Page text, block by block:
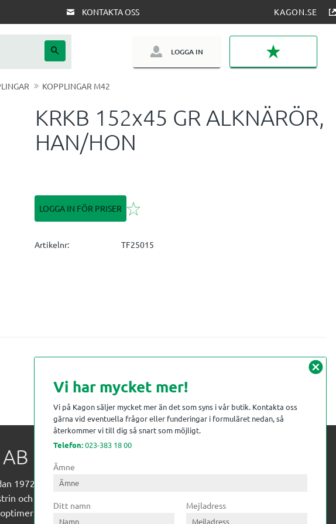
KONTAKTA OSS KAGON.SE
LOGGA IN
KOPPLINGAR M42
KRKB 152x45 GR ALKNÄRÖR,
HAN/HON
LOGGA IN FÖR PRISER Lägg till i favoriter
Artikelnr TF25015
1972 levererat kompetens till
och övrig industri. Till träindustrin tillför vi
från timmerplanen hela
cancel
Vi har mycket mer!
Vi på Kagon säljer mycket mer än det som syns i vår butik. Kontakta oss
gärna vid eventuella frågor eller funderingar i formuläret nedan, så
återkommer vi till dig så snart som möjligt.
Telefon:023-383 18 00
Ämne
Ditt namn Mejladress